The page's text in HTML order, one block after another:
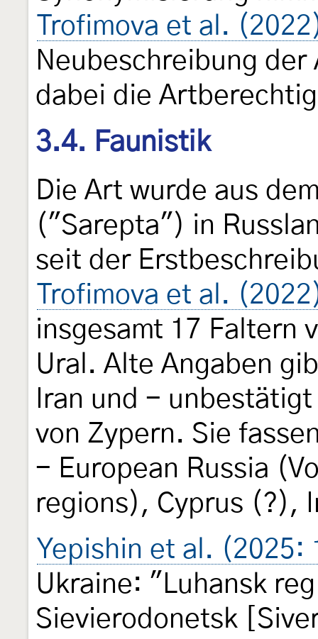
Trofimova et al.
Neubeschreibung
dabei die
3.4. Faunistik
Die Art wurde aus
("Sarepta") in
seit der
Trofimova et al.
insgesamt 17 Faltern
Ural. Alte Angaben
Iran und -
von Zypern. Sie
- European Russia
regions), Cyprus (?),
Yepishin et al. (2025:
Ukraine: "Luhansk
Sievierodonetsk